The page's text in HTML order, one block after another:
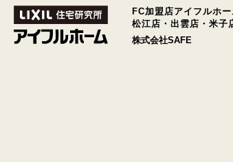
FC加盟店アイフルホ
松江店・出雲店・米子
株式会社SAFE